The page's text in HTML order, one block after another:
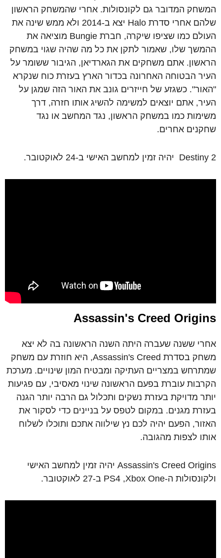
המשחק המדובר גם לקונסולות. אחרי שהמשחק הראשון
שלהם אחרי סדרת Halo יצא ב-2014 ולא ממש שינה את
העולם כמו שציפו שיקרה, חברת Bungie מוציאה את
ההמשך שלו, שאמור לתקן את כל מה שהיה שגוי במשחק
הראשון. אתם משחקים את הגארדיאן, הגיבור ששומר על
העיר הבטוחה האחרונה בכדור הארץ בעזרת כוח שנקרא
"האור". כשגזע של חייזרים גונב את האור הזה שמגן על
העיר, אתם יוצאים למשימה להשיג אותו חזרה, דרך
משימות כמו במשחק הראשון, נגד המחשב או נגד
שחקנים אחרים.
Destiny 2 יהיה זמין למחשב האישי ב-24 לאוקטובר.
Assassin's Creed Origins
אחרי ששנה שעברה היתה השנה הראשונה בה לא יצא
משחק בסדרת Assassin's Creed, היא חוזרת עם משחק
שמתרחש במצריים העתיקה ומבטיח המון שינויים. מערכת
הקרבות עוברת בפעם הראשונה שינוי מאסיבי, עם פגיעות
יותר מדויקת בעזרת נשקים ותכלול גם הרבה יותר הגנה
בעזרת מגנים. במקום לטפס על בניינים כדי לסקור את
האזור, הפעם יהיה לכם נץ שילווה אתכם ותוכלו לשלוח
אותו לצפות מהגובה.
Assassin's Creed Origins יהיה זמין למחשב האישי
ולקונסולות ה-PS4 ,Xbox One ב-27 לאוקטובר.